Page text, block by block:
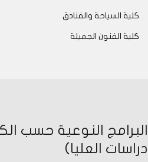
كلية السياحة والفنادق
كلية الفنون الجميلة
البرامج النوعية حسب
دراسات العليا)